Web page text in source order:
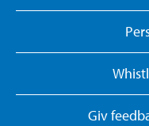
Giv